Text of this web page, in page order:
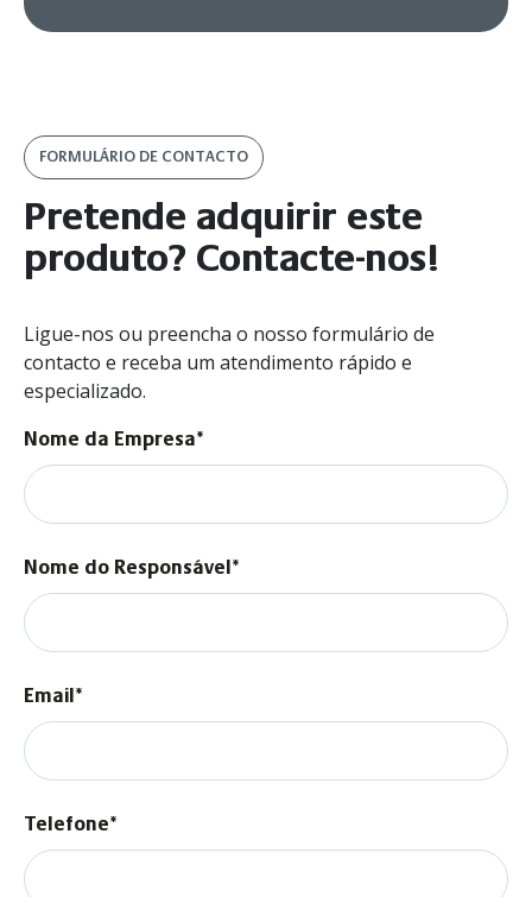
FORMULÁRIO DE CONTACTO
Pretende adquirir este
produto? Contacte-nos!
Ligue-nos ou preencha o nosso formulário de
contacto e receba um atendimento rápido e
especializado.
Nome da Empresa*
Nome do Responsável*
Email*
Telefone*